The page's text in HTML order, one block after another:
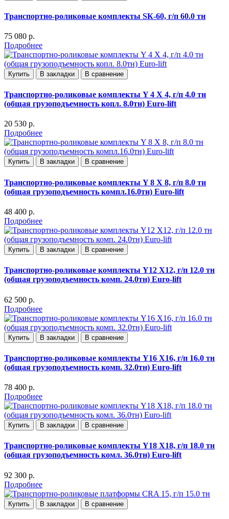
Транспортно-роликовые комплекты SК-60, г/п 60.0 тн
75 080 р.
Подробнее
Купить В закладки В сравнение
Транспортно-роликовые комплекты Y 4 X 4, г/п 4.0 тн
(общая грузоподъемность копл. 8.0тн) Euro-lift
20 530 р.
Подробнее
Купить В закладки В сравнение
Транспортно-роликовые комплекты Y 8 X 8, г/п 8.0 тн
(общая грузоподъемность компл.16.0тн) Euro-lift
48 400 р.
Подробнее
Купить В закладки В сравнение
Транспортно-роликовые комплекты Y12 X12, г/п 12.0 тн
(общая грузоподъемность комп. 24.0тн) Euro-lift
62 500 р.
Подробнее
Купить В закладки В сравнение
Транспортно-роликовые комплекты Y16 X16, г/п 16.0 тн
(общая грузоподъемность комп. 32.0тн) Euro-lift
78 400 р.
Подробнее
Купить В закладки В сравнение
Транспортно-роликовые комплекты Y18 X18, г/п 18.0 тн
(общая грузоподъемность комл. 36.0тн) Euro-lift
92 300 р.
Подробнее
Купить В закладки В сравнение